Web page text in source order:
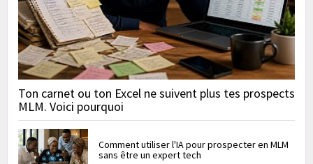
Ton carnet ou ton Excel ne suivent plus tes prospects
MLM. Voici pourquoi
Comment utiliser l'IA pour prospecter en MLM
sans être un expert tech